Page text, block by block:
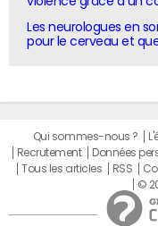
Les neurologues en
pour le cerveau et
Qui sommes-nous ?
Recrutement
Données
Tous les articles
RSS
©